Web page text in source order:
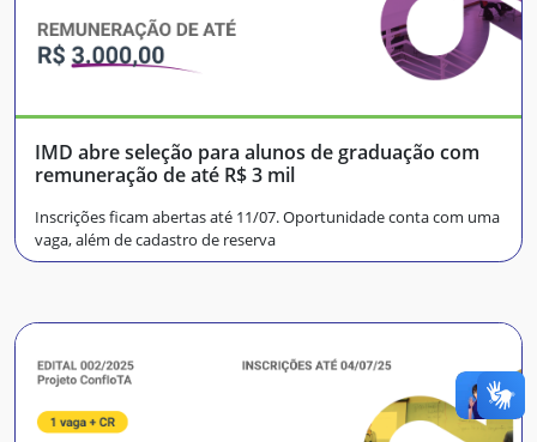
IMD abre seleção para alunos de graduação com
remuneração de até R$ 3 mil
Inscrições ficam abertas até 11/07. Oportunidade conta com uma
vaga, além de cadastro de reserva